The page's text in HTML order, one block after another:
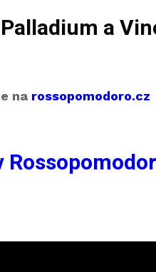
a
na rossopomodoro.cz